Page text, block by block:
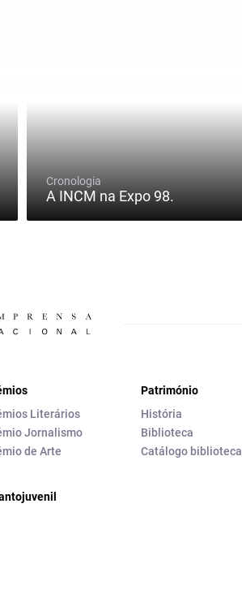
Cronologia
A INCM na Expo 98.
Literários
Jornalismo
de Arte
Património
História
Biblioteca
Catálogo biblioteca